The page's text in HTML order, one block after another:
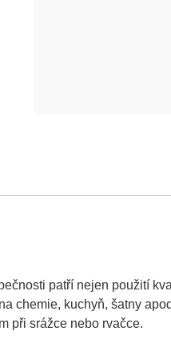
patří nejen použití
chemie, kuchyň, šatny
při srážce nebo rvačce.